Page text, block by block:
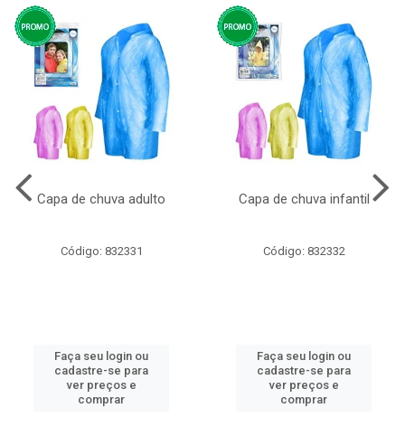
Capa de chuva adulto
Código: 832331
Faça seu login ou
cadastre-se para
ver preços e
comprar
Capa de chuva infantil
Código: 832332
Faça seu login ou
cadastre-se para
ver preços e
comprar